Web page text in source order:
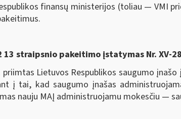
finansų ministerijos (toliau — VMI
13 straipsnio pakeitimo įstatymas Nr.
Lietuvos Respublikos saugumo
į tai, kad saugumo įnašas
nauju MAĮ administruojamu mokesčiu —